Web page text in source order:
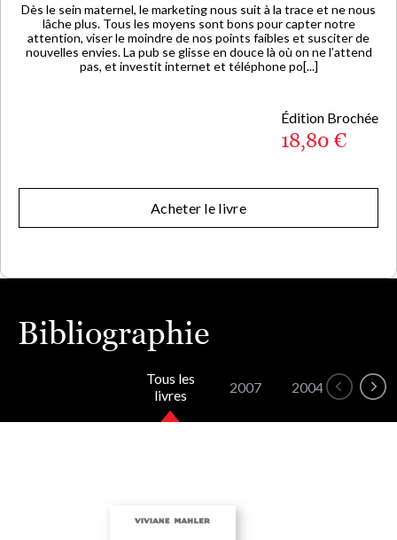
Dès le sein maternel, le marketing nous suit à la trace et ne nous
lâche plus. Tous les moyens sont bons pour capter notre
attention, viser le moindre de nos points faibles et susciter de
nouvelles envies. La pub se glisse en douce là où on ne l’attend
pas, et investit internet et téléphone po[...]
Édition Brochée
18,80 €
Acheter le livre
Bibliographie
Tous les
livres
2007 2004